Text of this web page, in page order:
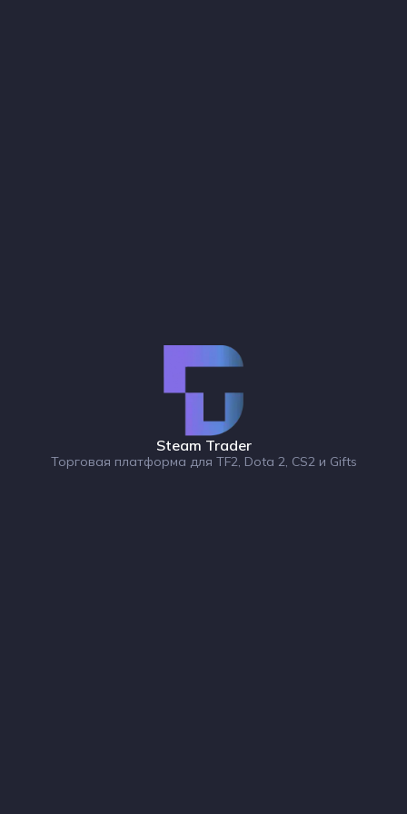
Steam Trader
Торговая платформа для TF2, Dota 2, CS2 и Gifts